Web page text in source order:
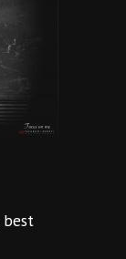
best